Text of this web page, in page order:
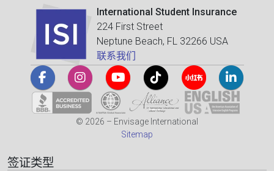
International Student Insurance
224 First Street
Neptune Beach, FL 32266 USA
联系我们
© 2026 – Envisage International
Sitemap
签证类型